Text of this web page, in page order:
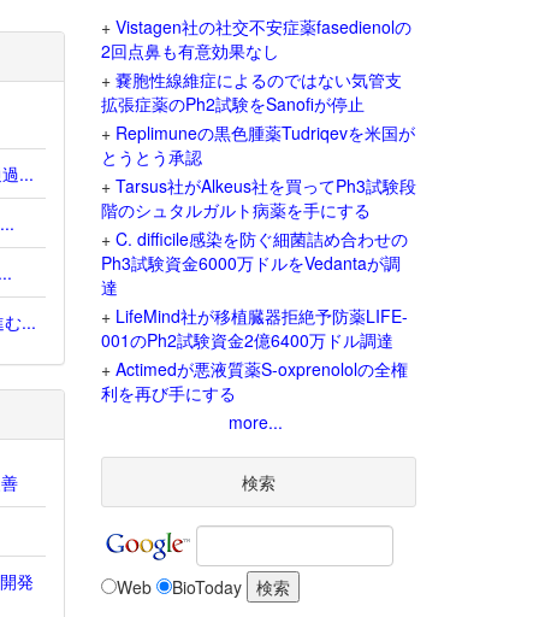
...
...
発
+ Vistagen社の社交不安症薬fasedienolの
2回点鼻も有意効果なし
+ 嚢胞性線維症によるのではない気管支
拡張症薬のPh2試験をSanofiが停止
+ Replimuneの黒色腫薬Tudriqevを米国が
とうとう承認
+ Tarsus社がAlkeus社を買ってPh3試験段
階のシュタルガルト病薬を手にする
+ C. difficile感染を防ぐ細菌詰め合わせの
Ph3試験資金6000万ドルをVedantaが調
達
+ LifeMind社が移植臓器拒絶予防薬LIFE-
001のPh2試験資金2億6400万ドル調達
+ Actimedが悪液質薬S-oxprenololの全権
利を再び手にする
more...
検索
Web BioToday